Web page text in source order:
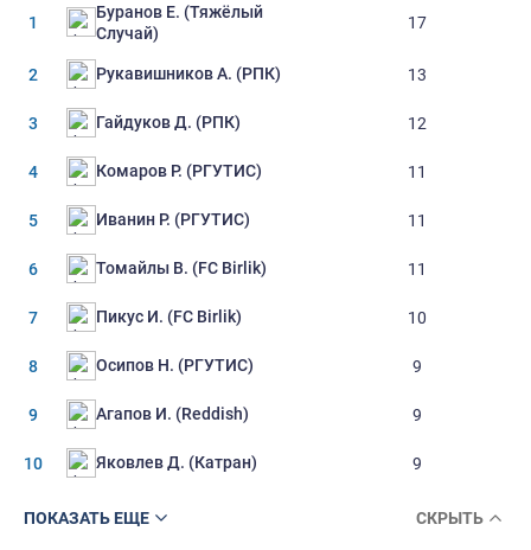
1
Буранов Е. (Тяжёлый
Случай)
17
2 Рукавишников А. (РПК) 13
3 Гайдуков Д. (РПК) 12
4 Комаров Р. (РГУТИС) 11
5 Иванин Р. (РГУТИС) 11
6 Томайлы В. (FC Birlik) 11
7 Пикус И. (FC Birlik) 10
8 Осипов Н. (РГУТИС) 9
9 Агапов И. (Reddish) 9
10 Яковлев Д. (Катран) 9
ПОКАЗАТЬ ЕЩЕ СКРЫТЬ